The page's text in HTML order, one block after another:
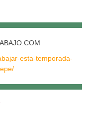
esta-temporada-